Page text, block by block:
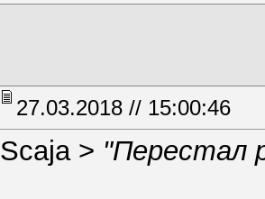
27.03.2018 // 15:00:46
Scaja > "Перестал